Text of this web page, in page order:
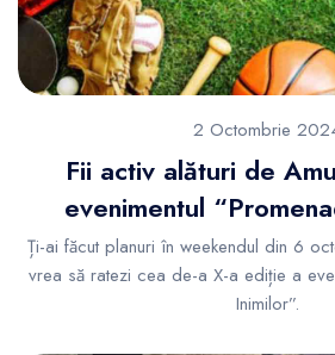
2 Octombrie
Fii activ alături de
evenimentul
Ți-ai făcut planuri în weekendul din 6
vrea să ratezi cea de-a X-a ediție a
Inimilor”.